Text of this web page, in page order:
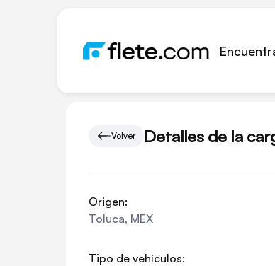
Volver Detalles de la
Origen:
Toluca, MEX
Tipo de vehículos: